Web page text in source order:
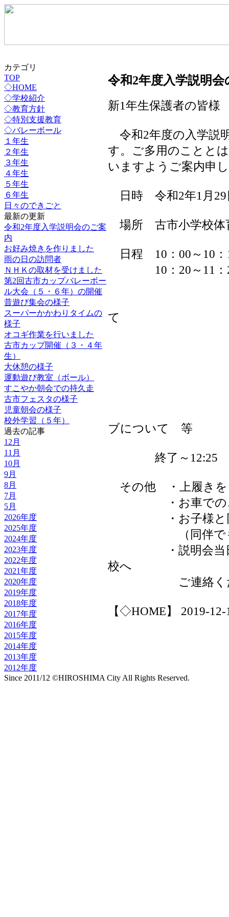
カテゴリ
TOP
◇HOME
◇学校紹介
◇教育方針
◇特別支援教育
◇バレーボール
１年生
２年生
３年生
４年生
５年生
６年生
日々のできごと
最新の更新
令和2年度入学説明会のご案
内
お好み焼きを作りました
雨の日の訪問者
ＮＨＫの取材を受けました
第2回古市カップバレーボー
ル大会（５・６年）の開催
昔遊び集会の様子
スーパーかかわりタイムの
様子
オコギ作業を行いました
古市カップ開催（３・４年
生）
大休憩の様子
運動遊び教室（ボール）
すこやか朝会での持久走
古市フェスタの様子
児童朝会の様子
校外学習（５年）
過去の記事
12月
11月
10月
9月
8月
7月
5月
2026年度
2025年度
2024年度
2023年度
2022年度
2021年度
2020年度
2019年度
2018年度
2017年度
2016年度
2015年度
2014年度
2013年度
2012年度
令和2年度入学説明会
新1年生保護者の皆様
令和2年度の入学説
す。ご多用のことと
いますようご案内申
日時 令和2年1月29
場所 古市小学校体
日程 10：00～10
10：20～11：
て
ブについて 等
終了～12:25 1
その他 ・上履きを
・お車でのご来
・お子様と同伴
（同伴でも構
・説明会当日に
校へ
ご連絡くだ
【◇HOME】 2019-
Since 2011/12 ©HIROSHIMA City All Rights Reserved.